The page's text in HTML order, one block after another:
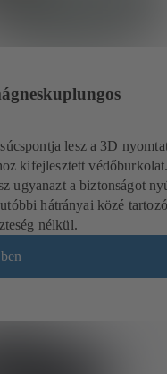
lesz a 3D
kifejlesztett
ugyanazt a biztonságot
hátrányai közé
nélkül.